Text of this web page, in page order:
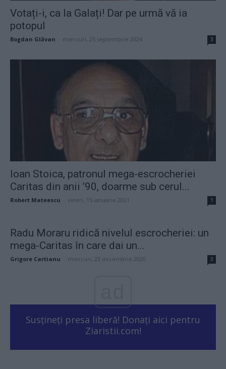
Votați-i, ca la Galați! Dar pe urmă vă ia
potopul
Bogdan Glăvan miercuri, 25 septembrie 2024 3
Ioan Stoica, patronul mega-escrocheriei
Caritas din anii ’90, doarme sub cerul...
Robert Mateescu vineri, 15 ianuarie 2021 1
Radu Moraru ridică nivelul escrocheriei: un
mega-Caritas în care dai un...
Grigore Cartianu miercuri, 23 decembrie 2020 3
Susțineți presa liberă! Donați aici pentru
Ziaristii.com!